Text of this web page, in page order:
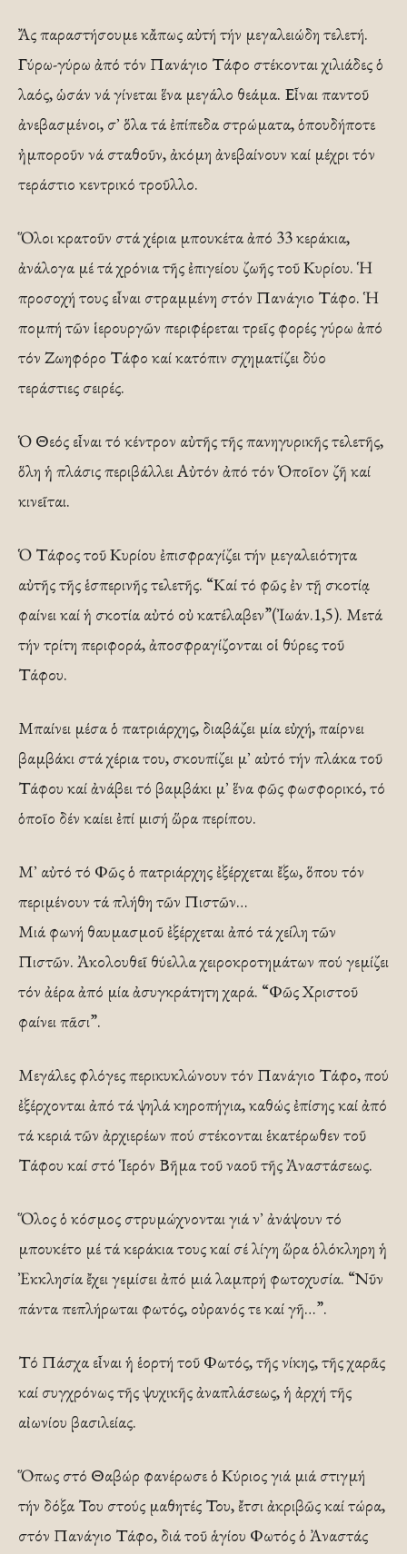
Ἄς παραστήσουμε κἄπως αὐτή τήν μεγαλειώδη τελετή.
Γύρω-γύρω ἀπό τόν Πανάγιο Τάφο στέκονται χιλιάδες ὁ
λαός, ὡσάν νά γίνεται ἕνα μεγάλο θεάμα. Εἶναι παντοῦ
ἀνεβασμένοι, σ᾿ ὅλα τά ἐπίπεδα στρώματα, ὁπουδήποτε
ἠμποροῦν νά σταθοῦν, ἀκόμη ἀνεβαίνουν καί μέχρι τόν
τεράστιο κεντρικό τροῦλλο.
Ὅλοι κρατοῦν στά χέρια μπουκέτα ἀπό 33 κεράκια,
ἀνάλογα μέ τά χρόνια τῆς ἐπιγείου ζωῆς τοῦ Κυρίου. Ἡ
προσοχή τους εἶναι στραμμένη στόν Πανάγιο Τάφο. Ἡ
πομπή τῶν ἱερουργῶν περιφέρεται τρεῖς φορές γύρω ἀπό
τόν Ζωηφόρο Τάφο καί κατόπιν σχηματίζει δύο
τεράστιες σειρές.
Ὁ Θεός εἶναι τό κέντρον αὐτῆς τῆς πανηγυρικῆς τελετῆς,
ὅλη ἡ πλάσις περιβάλλει Αὐτόν ἀπό τόν Ὁποῖον ζῆ καί
κινεῖται.
Ὁ Τάφος τοῦ Κυρίου ἐπισφραγίζει τήν μεγαλειότητα
αὐτῆς τῆς ἑσπερινῆς τελετῆς. “Καί τό φῶς ἐν τῇ σκοτίᾳ
φαίνει καί ἡ σκοτία αὐτό οὐ κατέλαβεν”(Ἰωάν.1,5). Μετά
τήν τρίτη περιφορά, ἀποσφραγίζονται οἱ θύρες τοῦ
Τάφου.
Μπαίνει μέσα ὁ πατριάρχης, διαβάζει μία εὐχή, παίρνει
βαμβάκι στά χέρια του, σκουπίζει μ᾿ αὐτό τήν πλάκα τοῦ
Τάφου καί ἀνάβει τό βαμβάκι μ᾿ ἕνα φῶς φωσφορικό, τό
ὁποῖο δέν καίει ἐπί μισή ὥρα περίπου.
Μ᾿ αὐτό τό Φῶς ὁ πατριάρχης ἐξέρχεται ἔξω, ὅπου τόν
περιμένουν τά πλήθη τῶν Πιστῶν…
Μιά φωνή θαυμασμοῦ ἐξέρχεται ἀπό τά χείλη τῶν
Πιστῶν. Ἀκολουθεῖ θύελλα χειροκροτημάτων πού γεμίζει
τόν ἀέρα ἀπό μία ἀσυγκράτητη χαρά. “Φῶς Χριστοῦ
φαίνει πᾶσι”.
Μεγάλες φλόγες περικυκλώνουν τόν Πανάγιο Τάφο, πού
ἐξέρχονται ἀπό τά ψηλά κηροπήγια, καθώς ἐπίσης καί ἀπό
τά κεριά τῶν ἀρχιερέων πού στέκονται ἑκατέρωθεν τοῦ
Τάφου καί στό Ἱερόν Βῆμα τοῦ ναοῦ τῆς Ἀναστάσεως.
Ὅλος ὁ κόσμος στρυμώχνονται γιά ν᾿ ἀνάψουν τό
μπουκέτο μέ τά κεράκια τους καί σέ λίγη ὥρα ὁλόκληρη ἡ
Ἐκκλησία ἔχει γεμίσει ἀπό μιά λαμπρή φωτοχυσία. “Νῦν
πάντα πεπλήρωται φωτός, οὐρανός τε καί γῆ…”.
Τό Πάσχα εἶναι ἡ ἑορτή τοῦ Φωτός, τῆς νίκης, τῆς χαρᾶς
καί συγχρόνως τῆς ψυχικῆς ἀναπλάσεως, ἡ ἀρχή τῆς
αἰωνίου βασιλείας.
Ὅπως στό Θαβώρ φανέρωσε ὁ Κύριος γιά μιά στιγμή
τήν δόξα Του στούς μαθητές Του, ἔτσι ἀκριβῶς καί τώρα,
στόν Πανάγιο Τάφο, διά τοῦ ἁγίου Φωτός ὁ Ἀναστάς